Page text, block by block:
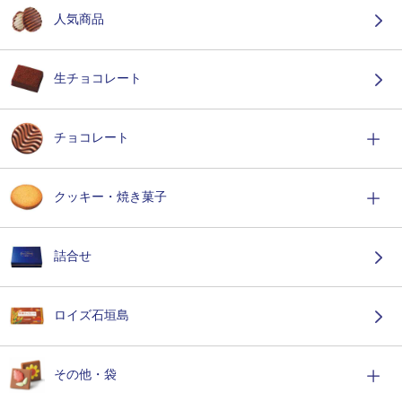
人気商品
生チョコレート
チョコレート
クッキー・焼き菓子
詰合せ
ロイズ石垣島
その他・袋